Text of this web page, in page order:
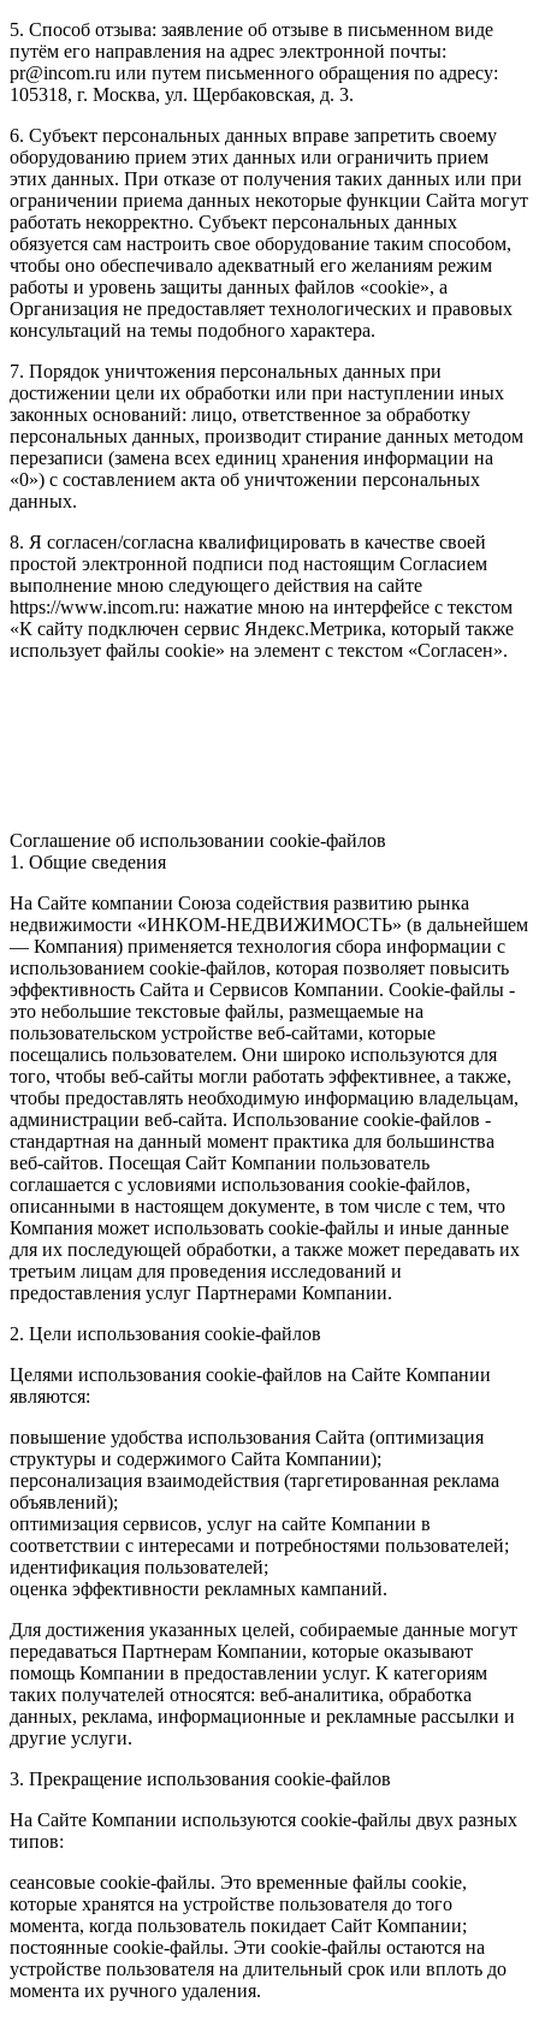
5. Способ отзыва: заявление об отзыве в письменном виде
путём его направления на адрес электронной почты:
pr@incom.ru или путем письменного обращения по адресу:
105318, г. Москва, ул. Щербаковская, д. 3.
6. Субъект персональных данных вправе запретить своему
оборудованию прием этих данных или ограничить прием
этих данных. При отказе от получения таких данных или при
ограничении приема данных некоторые функции Сайта могут
работать некорректно. Субъект персональных данных
обязуется сам настроить свое оборудование таким способом,
чтобы оно обеспечивало адекватный его желаниям режим
работы и уровень защиты данных файлов «cookie», а
Организация не предоставляет технологических и правовых
консультаций на темы подобного характера.
7. Порядок уничтожения персональных данных при
достижении цели их обработки или при наступлении иных
законных оснований: лицо, ответственное за обработку
персональных данных, производит стирание данных методом
перезаписи (замена всех единиц хранения информации на
«0») с составлением акта об уничтожении персональных
данных.
8. Я согласен/согласна квалифицировать в качестве своей
простой электронной подписи под настоящим Согласием
выполнение мною следующего действия на сайте
https://www.incom.ru: нажатие мною на интерфейсе с текстом
«К сайту подключен сервис Яндекс.Метрика, который также
использует файлы cookie» на элемент с текстом «Согласен».
Соглашение об использовании cookie-файлов
1. Общие сведения
На Сайте компании Союза содействия развитию рынка
недвижимости «ИНКОМ-НЕДВИЖИМОСТЬ» (в дальнейшем
— Компания) применяется технология сбора информации с
использованием cookie-файлов, которая позволяет повысить
эффективность Сайта и Сервисов Компании. Сookie-файлы -
это небольшие текстовые файлы, размещаемые на
пользовательском устройстве веб-сайтами, которые
посещались пользователем. Они широко используются для
того, чтобы веб-сайты могли работать эффективнее, а также,
чтобы предоставлять необходимую информацию владельцам,
администрации веб-сайта. Использование cookie-файлов -
стандартная на данный момент практика для большинства
веб-сайтов. Посещая Сайт Компании пользователь
соглашается с условиями использования cookie-файлов,
описанными в настоящем документе, в том числе с тем, что
Компания может использовать cookie-файлы и иные данные
для их последующей обработки, а также может передавать их
третьим лицам для проведения исследований и
предоставления услуг Партнерами Компании.
2. Цели использования cookie-файлов
Целями использования cookie-файлов на Сайте Компании
являются:
повышение удобства использования Сайта (оптимизация
структуры и содержимого Сайта Компании);
персонализация взаимодействия (таргетированная реклама
объявлений);
оптимизация сервисов, услуг на сайте Компании в
соответствии с интересами и потребностями пользователей;
идентификация пользователей;
оценка эффективности рекламных кампаний.
Для достижения указанных целей, собираемые данные могут
передаваться Партнерам Компании, которые оказывают
помощь Компании в предоставлении услуг. К категориям
таких получателей относятся: веб-аналитика, обработка
данных, реклама, информационные и рекламные рассылки и
другие услуги.
3. Прекращение использования cookie-файлов
На Сайте Компании используются cookie-файлы двух разных
типов:
сеансовые cookie-файлы. Это временные файлы cookie,
которые хранятся на устройстве пользователя до того
момента, когда пользователь покидает Сайт Компании;
постоянные cookie-файлы. Эти cookie-файлы остаются на
устройстве пользователя на длительный срок или вплоть до
момента их ручного удаления.